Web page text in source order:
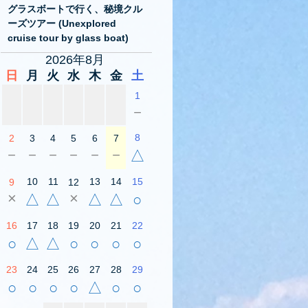
グラスボートで行く、秘境クル
ーズツアー (Unexplored
cruise tour by glass boat)
2026年8月
日
月 火 水 木 金 土
1
－
2
－
3
－
4
－
5
－
6
－
7
－
8
△
9
×
10
△
11
△
12
×
13
△
14
△
15
○
16
○
17
△
18
△
19
○
20
○
21
○
22
○
23
○
24
○
25
○
26
○
27
△
28
○
29
○